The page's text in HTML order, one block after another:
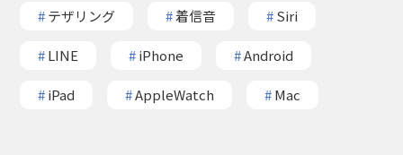
#テザリング #着信音 #Siri
#LINE #iPhone #Android
#iPad #AppleWatch #Mac